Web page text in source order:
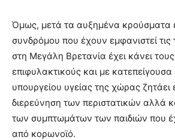
Όμως, μετά τα αυξημένα κρούσματα
συνδρόμου που έχουν εμφανιστεί τις
στη Μεγάλη Βρετανία έχει κάνει
επιφυλακτικούς και με
υπουργείου υγείας της χώρας ζητάει
διερεύνηση των περιστατικών αλλά
των συμπτωμάτων των παιδιών που
από κορωνοϊό.